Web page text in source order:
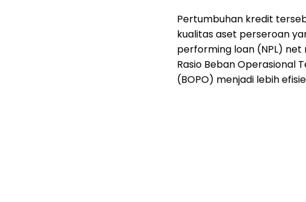
Pertumbuhan kredit
kualitas aset perseroan
performing loan (NPL) net
Rasio Beban Operasional
(BOPO) menjadi lebih